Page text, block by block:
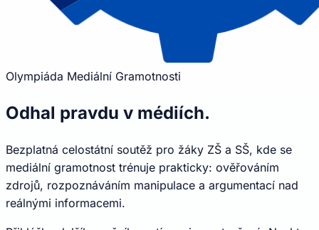
Olympiáda Mediální Gramotnosti
Odhal pravdu v médiích.
Bezplatná celostátní soutěž pro žáky ZŠ a SŠ, kde se
mediální gramotnost trénuje prakticky: ověřováním
zdrojů, rozpoznáváním manipulace a argumentací nad
reálnými informacemi.